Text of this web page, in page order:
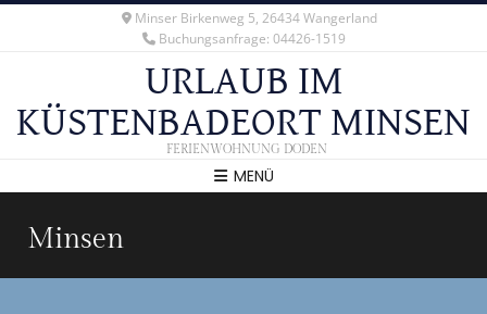
Minser Birkenweg 5, 26434 Wangerland
Buchungsanfrage: 04426-1519
URLAUB IM
KÜSTENBADEORT MINSEN
FERIENWOHNUNG DODEN
MENÜ
Minsen